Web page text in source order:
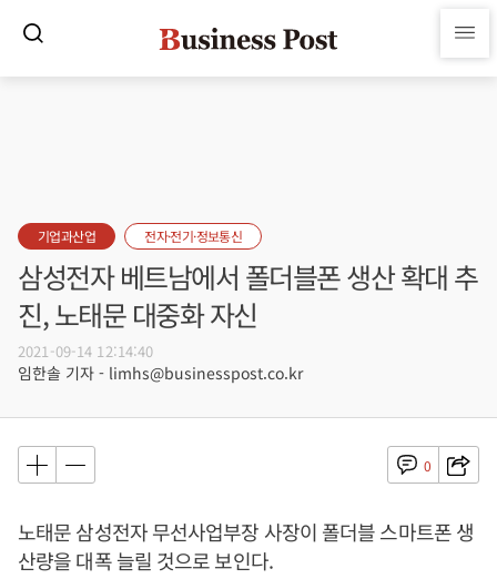
기업과산업 전자·전기·정보통신
삼성전자 베트남에서 폴더블폰 생산 확대 추
진, 노태문 대중화 자신
2021-09-14 12:14:40
임한솔 기자 - limhs@businesspost.co.kr
0
노태문 삼성전자 무선사업부장 사장이 폴더블 스마트폰 생
산량을 대폭 늘릴 것으로 보인다.